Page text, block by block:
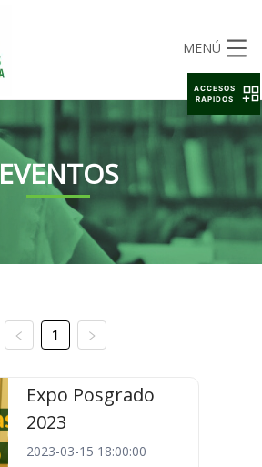
MENÚ
EVENTOS
1
Expo Posgrado
2023
2023-03-15 18:00:00
ACCESOS
RAPIDOS